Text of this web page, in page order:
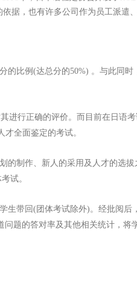
据，也有许多公司作为员工派遣
的比例(达总分的50%) 。与此同
进行正确的评价。而目前在日语考
全面鉴定的考试。
的制作、新人的采用及人才的选
试。
生带回(团体考试除外)。经批阅后
题的答对率及其他相关统计，将